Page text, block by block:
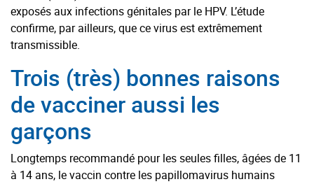
exposés aux infections génitales par le HPV. L’étude
confirme, par ailleurs, que ce virus est extrêmement
transmissible.
Trois (très) bonnes raisons
de vacciner aussi les
garçons
Longtemps recommandé pour les seules filles, âgées de 11
à 14 ans, le vaccin contre les papillomavirus humains